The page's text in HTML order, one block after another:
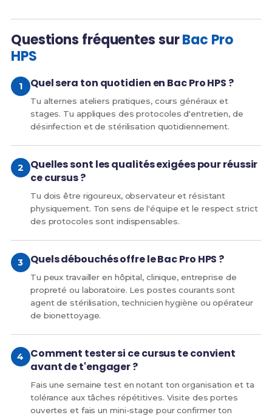
Questions fréquentes surBac Pro
HPS
Quel sera ton quotidien en Bac Pro HPS ?
Tu alternes ateliers pratiques, cours généraux et
stages. Tu appliques des protocoles d'entretien, de
désinfection et de stérilisation quotidiennement.
Quelles sont les qualités exigées pour réussir
ce cursus ?
Tu dois être rigoureux, observateur et résistant
physiquement. Ton sens de l'équipe et le respect strict
des protocoles sont indispensables.
Quels débouchés offre le Bac Pro HPS ?
Tu peux travailler en hôpital, clinique, entreprise de
propreté ou laboratoire. Les postes courants sont
agent de stérilisation, technicien hygiène ou opérateur
de bionettoyage.
Comment tester si ce cursus te convient
avant de t'engager ?
Fais une semaine test en notant ton organisation et ta
tolérance aux tâches répétitives. Visite des portes
ouvertes et fais un mini-stage pour confirmer ton